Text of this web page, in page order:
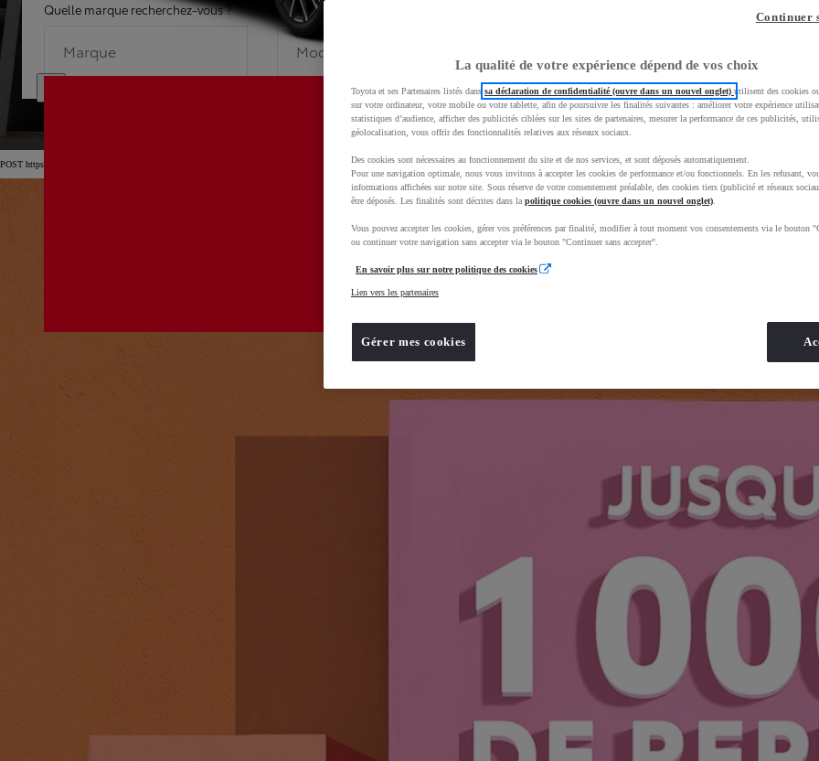
Quelle marque recherchez-vous ?
Marque
Quel modèle recherchez-vous ?
Modèle
Dans quelle
POST https://usc-webcomponents.toyota-europe.com/v1/car-filter-header/fr/fr?carFilter=used&brand=toyota&uscEnv=production&useGlobalStore=true
La qualité de votre expérience dépend de vos choix
Toyota et ses Partenaires listés dans sa déclaration de confidentialité (ouvre dans un nouvel onglet) utilisent des cookies
sur votre ordinateur, votre mobile ou votre tablette, afin de poursuivre les finalités suivantes : améliorer votre expérience
statistiques d’audience, afficher des publicités ciblées sur les sites de partenaires, mesurer la performance de ces publicités,
géolocalisation, vous offrir des fonctionnalités relatives aux réseaux sociaux.
Des cookies sont nécessaires au fonctionnement du site et de nos services, et sont déposés automatiquement.
Pour une navigation optimale, nous vous invitons à accepter les cookies de performance et/ou fonctionnels. En les refusant,
informations affichées sur notre site. Sous réserve de votre consentement préalable, des cookies tiers (publicité et réseaux
être déposés. Les finalités sont décrites dans la politique cookies (ouvre dans un nouvel onglet)
Vous pouvez accepter les cookies, gérer vos préférences par finalité, modifier à tout moment vos consentements via le bouton
ou continuer votre navigation sans accepter via le bouton "Continuer sans accepter".
En savoir plus sur notre politique des cookies
Lien vers les partenaires
Gérer mes cookies
Continuer